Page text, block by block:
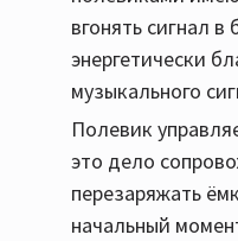
вгонять сигнал в
энергетически
музыкального
Полевик
это дело
перезаряжать
начальный